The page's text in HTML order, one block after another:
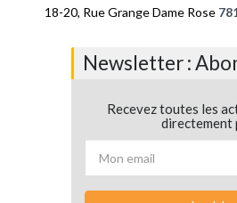
18-20, Rue Grange Dame Rose
Newsletter :
Recevez toutes les
directement